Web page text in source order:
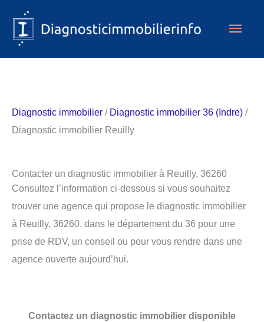
contenu
Diagnostic immobilier / Diagnostic immobilier 36 (Indre) /
Diagnostic immobilier Reuilly
Contacter un diagnostic immobilier à Reuilly, 36260
Consultez l’information ci-dessous si vous souhaitez
trouver une agence qui propose le diagnostic immobilier
à Reuilly, 36260, dans le département du 36 pour une
prise de RDV, un conseil ou pour vous rendre dans une
agence ouverte aujourd’hui.
Contactez un diagnostic immobilier disponible